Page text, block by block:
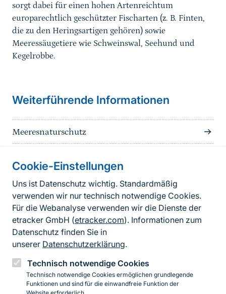
Cookie-Einstellungen
Uns ist Datenschutz wichtig. Standardmäßig
verwenden wir nur technisch notwendige Cookies.
Für die Webanalyse verwenden wir die Dienste der
etracker GmbH (etracker.com). Informationen zum
Datenschutz finden Sie in
unserer Datenschutzerklärung.
Technisch notwendige Cookies
Technisch notwendige Cookies ermöglichen grundlegende
Funktionen und sind für die einwandfreie Funktion der
sorgt dabei für einen hohen Artenreichtum
europarechtlich geschützter Fischarten (z. B. Finten,
die zu den Heringsartigen gehören) sowie
Meeressäugetiere wie Schweinswal, Seehund und
Kegelrobbe.
Weiterführende Informationen
Meeresnaturschutz
Informationen zur Seite
FußzeileKontakt zum BfN
Kontaktformular
Erklärung zur Barrierefreiheit
Impressum
Datenschutz